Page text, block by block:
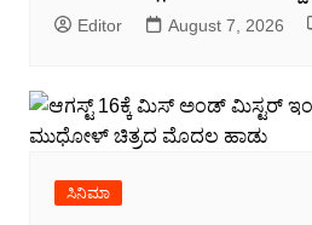
Editor August 7, 2026
ಸಿನಿಮಾ